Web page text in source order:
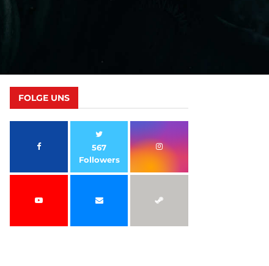
FOLGE UNS
567
Followers